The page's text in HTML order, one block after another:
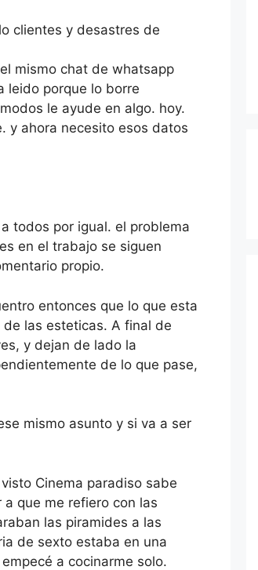
clientes y desastres de
mismo chat de whatsapp
leido porque lo borre
le ayude en algo. hoy.
y ahora necesito esos datos
todos por igual. el problema
en el trabajo se siguen
propio.
entonces que lo que esta
las esteticas. A final de
y dejan de lado la
de lo que pase,
mismo asunto y si va a ser
Cinema paradiso sabe
que me refiero con las
las piramides a las
de sexto estaba en una
a cocinarme solo.